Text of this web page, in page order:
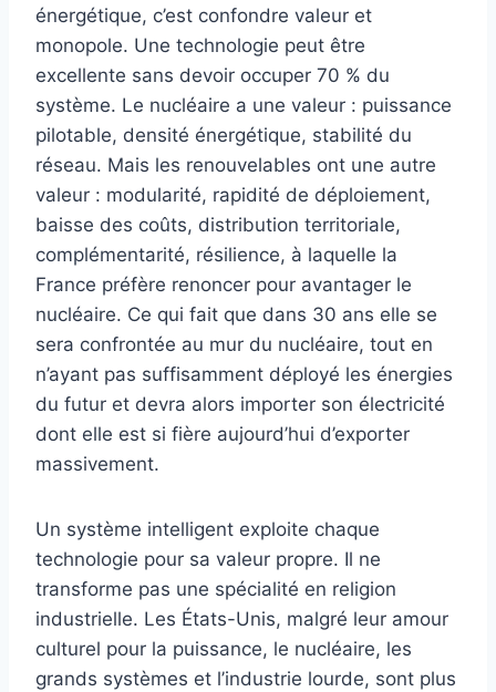
énergétique, c’est confondre valeur et
monopole. Une technologie peut être
excellente sans devoir occuper 70 % du
système. Le nucléaire a une valeur : puissance
pilotable, densité énergétique, stabilité du
réseau. Mais les renouvelables ont une autre
valeur : modularité, rapidité de déploiement,
baisse des coûts, distribution territoriale,
complémentarité, résilience, à laquelle la
France préfère renoncer pour avantager le
nucléaire. Ce qui fait que dans 30 ans elle se
sera confrontée au mur du nucléaire, tout en
n’ayant pas suffisamment déployé les énergies
du futur et devra alors importer son électricité
dont elle est si fière aujourd’hui d’exporter
massivement.
Un système intelligent exploite chaque
technologie pour sa valeur propre. Il ne
transforme pas une spécialité en religion
industrielle. Les États-Unis, malgré leur amour
culturel pour la puissance, le nucléaire, les
grands systèmes et l’industrie lourde, sont plus